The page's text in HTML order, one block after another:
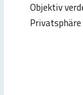
Objektiv